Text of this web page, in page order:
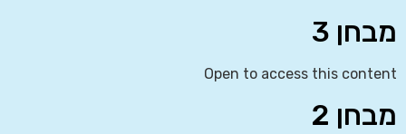
מבחן 3
Open to access this content
מבחן 2